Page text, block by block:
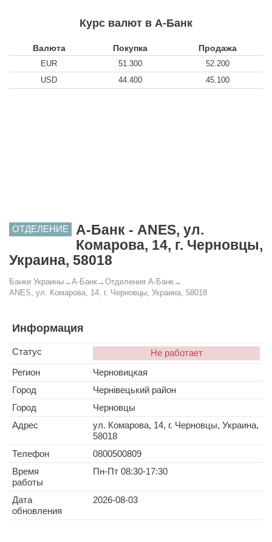
Курс валют в А-Банк
Валюта Покупка Продажа
EUR 51.300
52.200
USD
44.400 45.100
ОТДЕЛЕНИЕ
А-Банк - ANES, ул.
Комарова, 14, г. Черновцы,
Украина, 58018
Банки Украины→ А-Банк→ Отделения А-Банк→
ANES, ул. Комарова, 14, г. Черновцы, Украина, 58018
Информация
Статус
Не работает
Регион
Черновицкая
Город
Чернівецький район
Город
Черновцы
Адрес
ул. Комарова, 14, г. Черновцы, Украина,
58018
Телефон
0800500809
Время
работы
Пн-Пт 08:30-17:30
Дата
обновления
2026-08-03